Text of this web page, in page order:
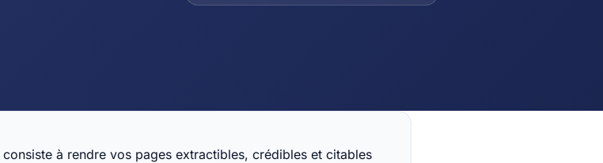
consiste à rendre vos pages extractibles, crédibles et citables